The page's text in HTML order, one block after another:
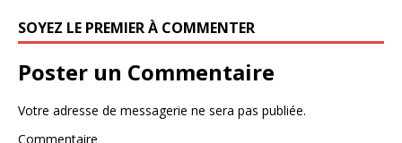
SOYEZ LE PREMIER À COMMENTER
Poster un Commentaire
Votre adresse de messagerie ne sera pas publiée.
Commentaire